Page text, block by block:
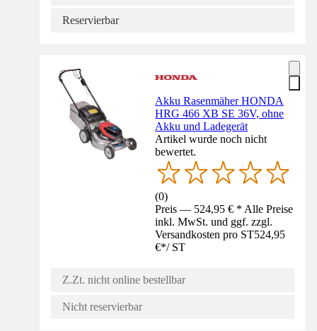
Reservierbar
Akku Rasenmäher HONDA
HRG 466 XB SE 36V, ohne
Akku und Ladegerät
Artikel wurde noch nicht
bewertet.
(0)
Preis — 524,95 € * Alle Preise
inkl. MwSt. und ggf. zzgl.
Versandkosten pro ST524,95
€*/ ST
Z.Zt. nicht online bestellbar
Nicht reservierbar